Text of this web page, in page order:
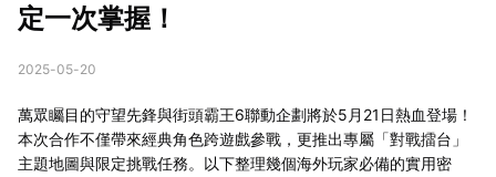
定一次掌握！
2025-05-20
萬眾矚目的守望先鋒與街頭霸王6聯動企劃將於5月21日熱血登場！
本次合作不僅帶來經典角色跨遊戲參戰，更推出專屬「對戰擂台」
主題地圖與限定挑戰任務。以下整理幾個海外玩家必備的實用密